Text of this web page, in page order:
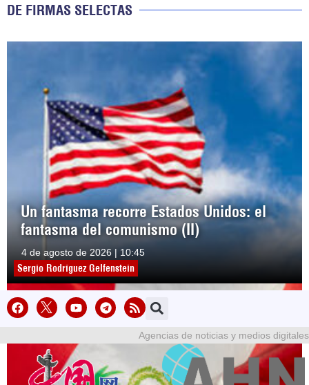
DE FIRMAS SELECTAS
Un fantasma recorre Estados Unidos: el
fantasma del comunismo (II)
4 de agosto de 2026 | 10:45
Sergio Rodríguez Gelfenstein
Agencias de noticias y medios digitales